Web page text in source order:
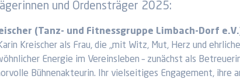
und Ordensträger 2025:
(Tanz- und Fitnessgruppe Limbach-Dorf
Kreischer als Frau, die „mit Witz, Mut, Herz und
Energie im Vereinsleben – zunächst als
Bühnenakteurin. Ihr vielseitiges Engagement, ihre